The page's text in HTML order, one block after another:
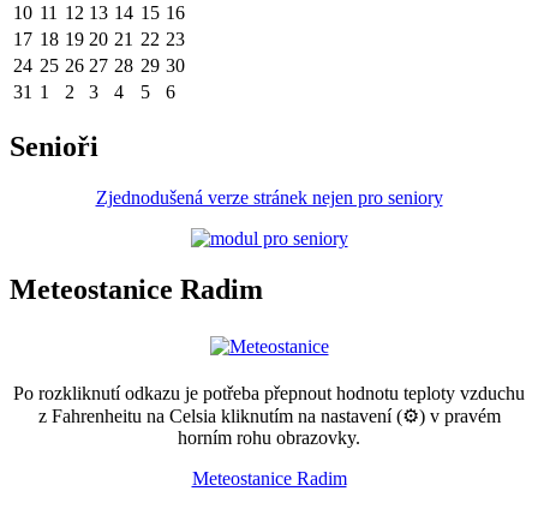
10 11 12 13 14 15 16
17 18 19 20 21 22 23
24 25 26 27 28 29 30
31 1 2 3 4 5 6
Senioři
Zjednodušená verze stránek nejen pro seniory
Meteostanice Radim
Po rozkliknutí odkazu je potřeba přepnout hodnotu teploty vzduchu
z Fahrenheitu na Celsia kliknutím na nastavení (⚙) v pravém
horním rohu obrazovky.
Meteostanice Radim